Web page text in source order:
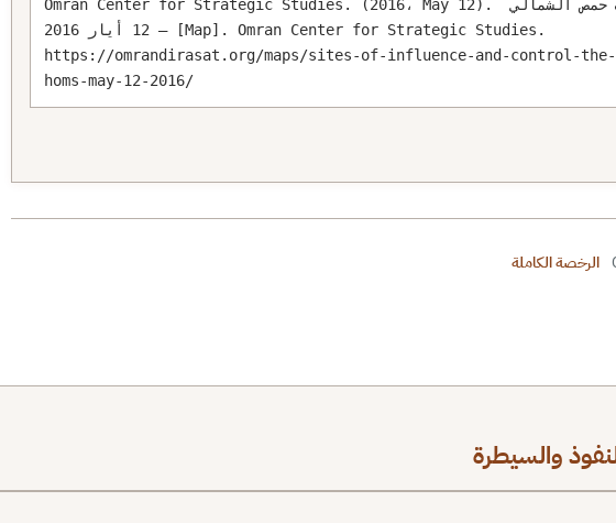
Omran Center for Strategic Studies. (2016، May 12). مواقع النفوذ والسيطرة – ريف حمص الشمالي
– 12 أيار 2016 [Map]. Omran Center for Strategic Studies.
https://omrandirasat.org/maps/sites-of-influence-and-control-
homs-may-12-2016/
الرخصة الكاملة
والسيطرة